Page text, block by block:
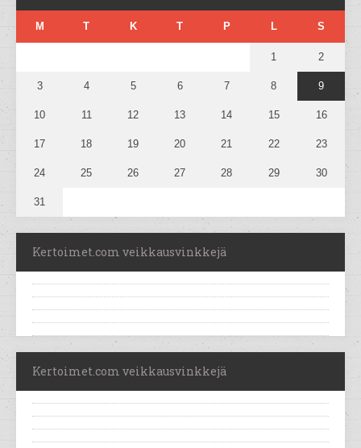
M T K T P L S
1 2
3 4 5 6 7 8 9
10 11 12 13 14 15 16
17 18 19 20 21 22 23
24 25 26 27 28 29 30
31
Kertoimet.com veikkausvinkkejä
Kertoimet.com veikkausvinkkejä